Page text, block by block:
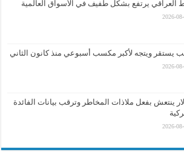
العراقي يرتفع بشكل طفيف في الأسواق العالمية
2026-
يستقر ويتجه لأكبر مكسب أسبوعي منذ كانون الثاني
2026-
ينتعش بفعل ملاذات المخاطر وترقب بيانات الفائدة
2026-